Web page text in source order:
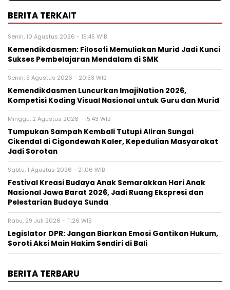
BERITA TERKAIT
Senin, 10 Agustus 2026 - 15:45 WIB
Kemendikdasmen: Filosofi Memuliakan Murid Jadi Kunci
Sukses Pembelajaran Mendalam di SMK
Senin, 3 Agustus 2026 - 20:53 WIB
Kemendikdasmen Luncurkan ImajiNation 2026,
Kompetisi Koding Visual Nasional untuk Guru dan Murid
Minggu, 2 Agustus 2026 - 15:43 WIB
Tumpukan Sampah Kembali Tutupi Aliran Sungai
Cikendal di Cigondewah Kaler, Kepedulian Masyarakat
Jadi Sorotan
Sabtu, 1 Agustus 2026 - 21:06 WIB
Festival Kreasi Budaya Anak Semarakkan Hari Anak
Nasional Jawa Barat 2026, Jadi Ruang Ekspresi dan
Pelestarian Budaya Sunda
Rabu, 29 Juli 2026 - 11:26 WIB
Legislator DPR: Jangan Biarkan Emosi Gantikan Hukum,
Soroti Aksi Main Hakim Sendiri di Bali
BERITA TERBARU